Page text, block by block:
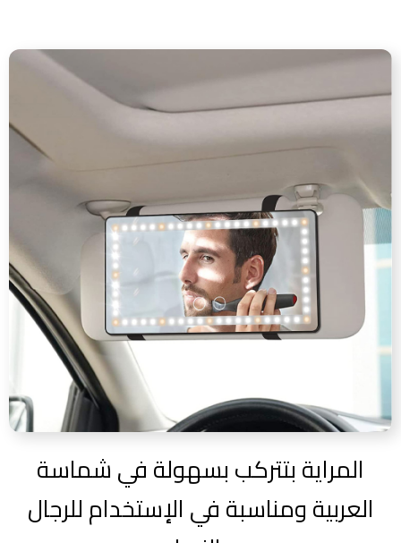
المراية بتتركب بسهولة في شماسة
العربية ومناسبة في الإستخدام للرجال